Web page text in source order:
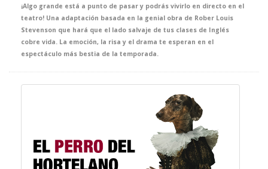
¡Algo grande está a punto de pasar y podrás vivirlo en directo en el
teatro! Una adaptación basada en la genial obra de Rober Louis
Stevenson que hará que el lado salvaje de tus clases de Inglés
cobre vida. La emoción, la risa y el drama te esperan en el
espectáculo más bestia de la temporada.